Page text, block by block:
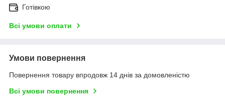
Готівкою
Всі умови оплати
Умови повернення
Повернення товару впродовж 14 днів за домовленістю
Всі умови повернення